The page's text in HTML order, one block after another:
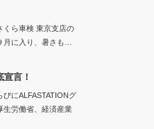
くら車検 東京支店の
月に入り、暑さも…
言！
びにALFASTATIONグ
生労働省、経済産業